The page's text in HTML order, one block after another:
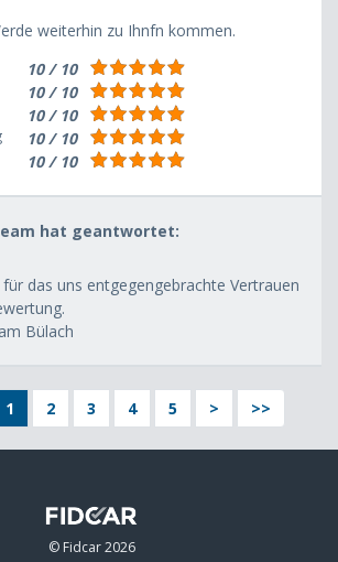
weiterhin zu Ihnfn kommen.
10 / 10
10 / 10
10 / 10
10 / 10
10 / 10
hat geantwortet:
das uns entgegengebrachte Vertrauen
Bülach
1 2 3 4 5 > >>
© Fidcar 2026